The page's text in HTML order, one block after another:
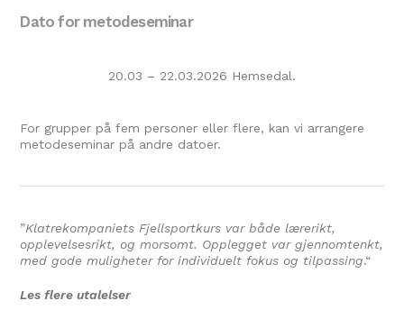
Dato for metodeseminar
20.03 – 22.03.2026 Hemsedal.
For grupper på fem personer eller flere, kan vi arrangere
metodeseminar på andre datoer.
”Klatrekompaniets Fjellsportkurs var både lærerikt,
opplevelsesrikt, og morsomt. Opplegget var gjennomtenkt,
med gode muligheter for individuelt fokus og tilpassing.“
Les flere utalelser